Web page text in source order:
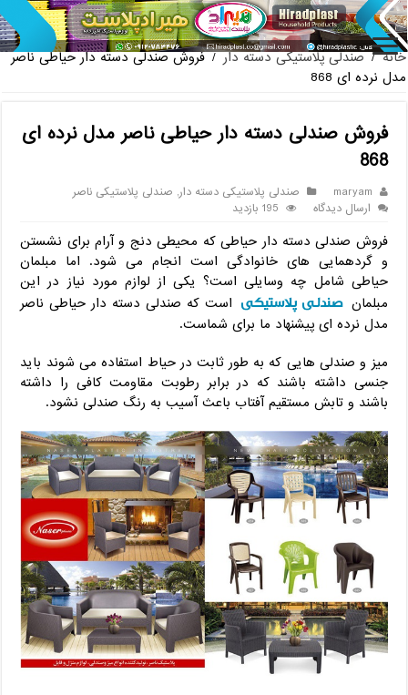
خرید سرویس جهیزیه پلاستیکی هوم کت + مستقیم از تولیدی
خانه / صندلی پلاستیکی دسته دار / فروش صندلی دسته دار حیاطی ناصر
مدل نرده ای 868
فروش صندلی دسته دار حیاطی ناصر مدل نرده ای
868
maryam صندلی پلاستیکی دسته دار, صندلی پلاستیکی ناصر
ارسال دیدگاه
195 بازدید
فروش صندلی دسته دار حیاطی که محیطی دنج و آرام برای نشستن
و گردهمایی های خانوادگی است انجام می شود. اما مبلمان
حیاطی شامل چه وسایلی است؟ یکی از لوازم مورد نیاز در این
مبلمان صندلی پلاستیکی است که صندلی دسته دار حیاطی ناصر
مدل نرده ای پیشنهاد ما برای شماست.
میز و صندلی هایی که به طور ثابت در حیاط استفاده می شوند باید
جنسی داشته باشند که در برابر رطوبت مقاومت کافی را داشته
باشند و تابش مستقیم آفتاب باعث آسیب به رنگ صندلی نشود.